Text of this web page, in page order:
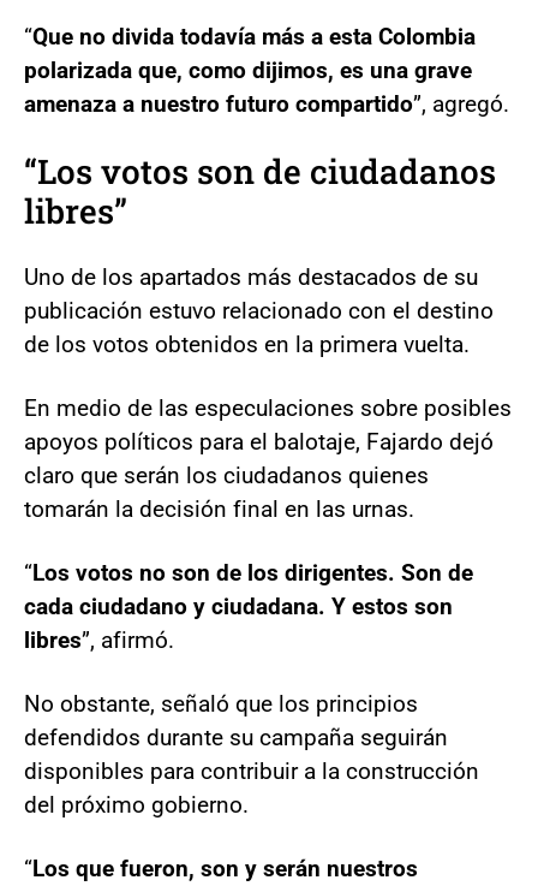
“Que no divida todavía más a esta Colombia
polarizada que, como dijimos, es una grave
amenaza a nuestro futuro compartido”, agregó.
“Los votos son de ciudadanos
libres”
Uno de los apartados más destacados de su
publicación estuvo relacionado con el destino
de los votos obtenidos en la primera vuelta.
En medio de las especulaciones sobre posibles
apoyos políticos para el balotaje, Fajardo dejó
claro que serán los ciudadanos quienes
tomarán la decisión final en las urnas.
“Los votos no son de los dirigentes. Son de
cada ciudadano y ciudadana. Y estos son
libres”, afirmó.
No obstante, señaló que los principios
defendidos durante su campaña seguirán
disponibles para contribuir a la construcción
del próximo gobierno.
“Los que fueron, son y serán nuestros